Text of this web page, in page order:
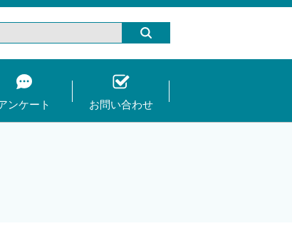
ンケート お問い合わせ